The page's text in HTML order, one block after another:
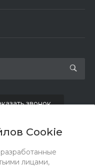
Cookie
лицами,
звонок